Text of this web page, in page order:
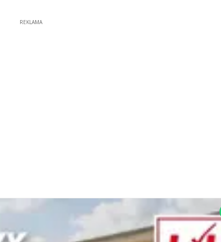
REKLAMA